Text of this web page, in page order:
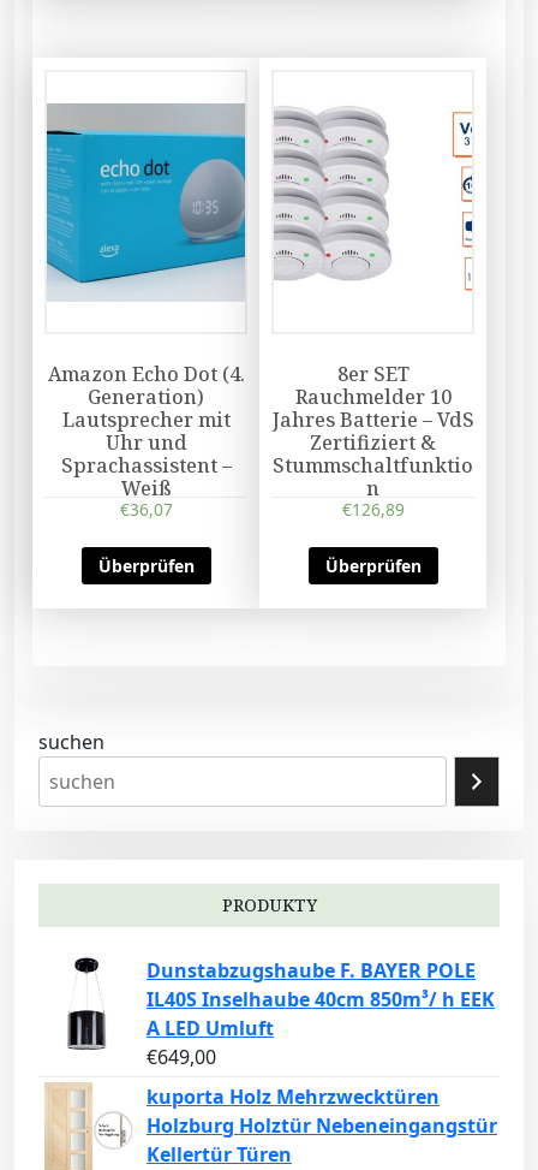
Amazon Echo Dot (4.
Generation)
Lautsprecher mit
Uhr und
Sprachassistent –
Weiß
€36,07
Überprüfen
8er SET
Rauchmelder 10
Jahres Batterie – VdS
Zertifiziert &
Stummschaltfunktio
n
€126,89
Überprüfen
suchen
PRODUKTY
Dunstabzugshaube F. BAYER POLE
IL40S Inselhaube 40cm 850m³/ h EEK
A LED Umluft
€649,00
kuporta Holz Mehrzwecktüren
Holzburg Holztür Nebeneingangstür
Kellertür Türen